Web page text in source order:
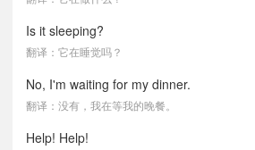
Is it sleeping?
翻译：它在睡觉吗？
No, I'm waiting for my dinner.
翻译：没有，我在等我的晚餐。
Help! Help!